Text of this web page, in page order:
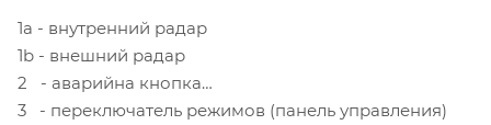
1а - внутренний радар
1b - внешний радар
2 - аварийна кнопка
3 - переключатель режимов (панель управления)